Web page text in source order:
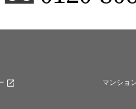
マンショ